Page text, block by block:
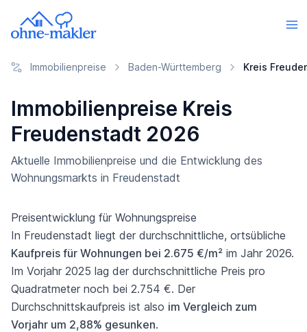
Immobilienpreise Baden-Württemberg Kreis
Immobilienpreise Kreis
Freudenstadt 2026
Aktuelle Immobilienpreise und die Entwicklung des
Wohnungsmarkts in Freudenstadt
Preisentwicklung für Wohnungspreise
In Freudenstadt liegt der durchschnittliche, ortsübliche
Kaufpreis für Wohnungen bei 2.675 €/m² im Jahr 2026.
Im Vorjahr 2025 lag der durchschnittliche Preis pro
Quadratmeter noch bei 2.754 €. Der
Durchschnittskaufpreis ist also im Vergleich zum
Vorjahr um 2,88% gesunken.